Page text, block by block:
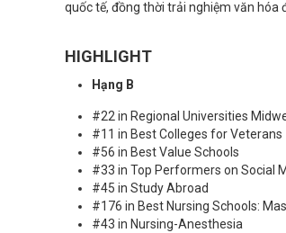
quốc tế, đồng thời trải nghiệm văn hóa
HIGHLIGHT
Hạng B
#22 in Regional Universities
#11 in Best Colleges for Veterans
#56 in Best Value Schools
#33 in Top Performers on Social
#45 in Study Abroad
#176 in Best Nursing Schools:
#43 in Nursing-Anesthesia